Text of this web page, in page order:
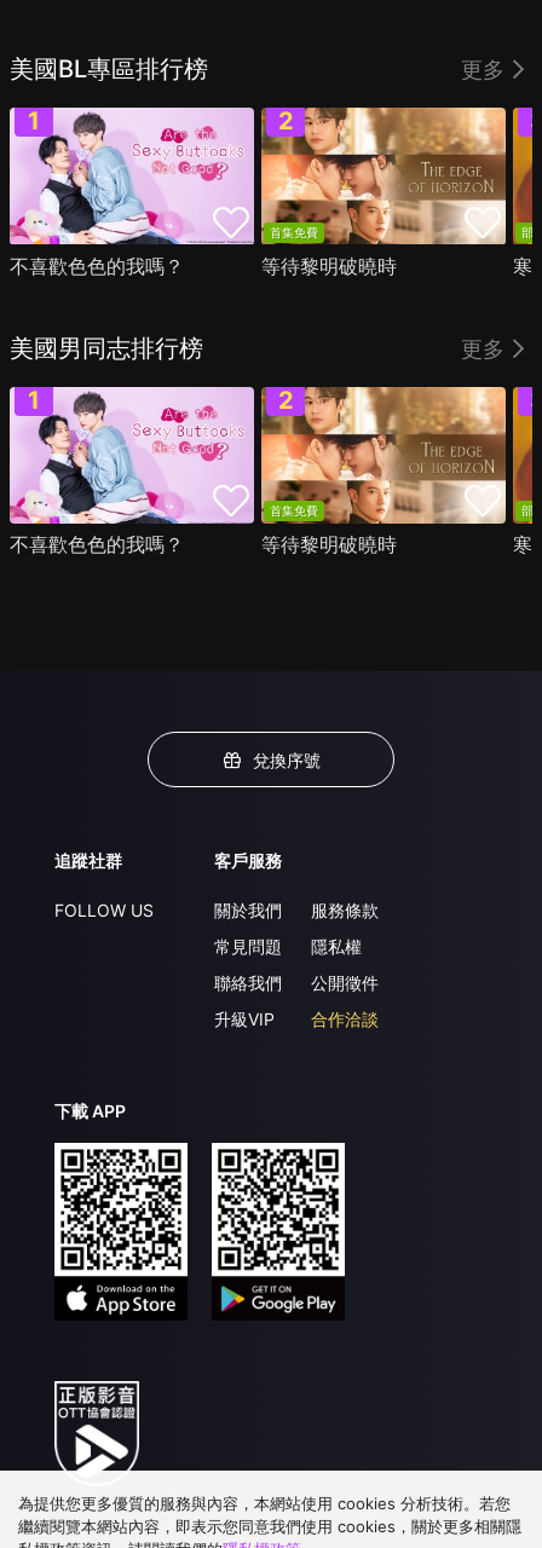
美國BL專區排行榜 更多
不喜歡色色的我嗎？
首集免費
等待黎明破曉時
部
寒
美國男同志排行榜 更多
不喜歡色色的我嗎？
首集免費
等待黎明破曉時
部
寒
兌換序號
追蹤社群
FOLLOW US
客戶服務
關於我們
常見問題
聯絡我們
升級VIP
服務條款
隱私權
公開徵件
合作洽談
下載 APP
為提供您更多優質的服務與內容，本網站使用 cookies 分析技術。若您
繼續閱覽本網站內容，即表示您同意我們使用 cookies，關於更多相關隱